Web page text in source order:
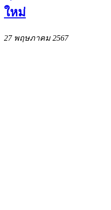
ใหม่
27 พฤษภาคม 2567